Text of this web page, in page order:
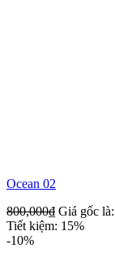
Ocean 02
800,000₫ Giá gốc
Tiết kiệm: 15%
-10%